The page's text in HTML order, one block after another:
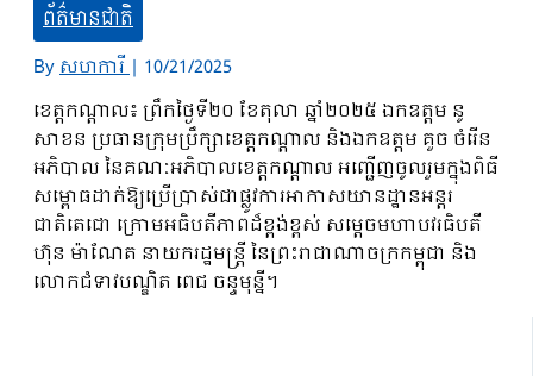
ព័ត៌មានជាតិ
Byសហការី| 10/21/2025
ខេត្តកណ្តាល៖ ព្រឹកថ្ងៃទី២០ ខែតុលា ឆ្នាំ២០២៥ ឯកឧត្ដម នូ
សាខន ប្រធានក្រុមប្រឹក្សាខេត្តកណ្តាល និងឯកឧត្ដម គួច ចំរើន
អភិបាល នៃគណៈអភិបាលខេត្តកណ្ដាល អញ្ជើញចូលរួមក្នុងពិធី
សម្ពោធដាក់ឱ្យប្រើប្រាស់ជាផ្លូវការអាកាសយានដ្ឋានអន្តរ
ជាតិតេជោ ក្រោមអធិបតីភាពដ៏ខ្ពង់ខ្ពស់ សម្តេចមហាបវរធិបតី
ហ៊ុន ម៉ាណែត នាយករដ្ឋមន្ត្រី នៃព្រះរាជាណាចក្រកម្ពុជា និង
លោកជំទាវបណ្ឌិត ពេជ ចន្ទមុន្នី។